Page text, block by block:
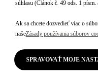
Pour votre confort, DS 3
d’une largeur de 1988
Avec un coffre de 350L et
súhlasu (Článok č. 49 ods. 1 písm.
Ak sa chcete dozvedieť viac o
našeZásady používania súborov
SPRAVOVAŤ MOJE